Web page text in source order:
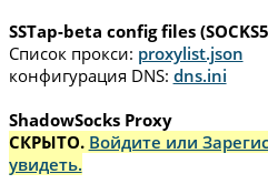
SSTap-beta config files
Список прокси: proxylist.json
конфигурация DNS: dns.ini
ShadowSocks Proxy
СКРЫТО. Войдите или
увидеть.